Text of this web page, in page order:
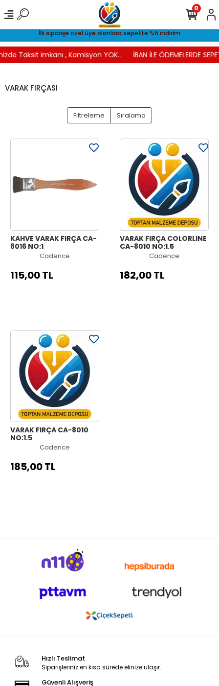
İlk siparişe özel üye olanlara sepette %5 indirim
Taksit imkanı , Komisyon YOK.. İBAN İLE ÖDEMELERDE
0
VARAK FIRÇASI
Filtreleme Sıralama
KAHVE VARAK FIRÇA CA-
8016 NO:1
Cadence
115,00 TL
VARAK FIRÇA COLORLINE
CA-8010 NO:1.5
Cadence
182,00 TL
VARAK FIRÇA CA-8010
NO:1.5
Cadence
185,00 TL
Hızlı Teslimat
Siparişleriniz en kısa sürede elinize ulaşır.
Güvenli Alışveriş